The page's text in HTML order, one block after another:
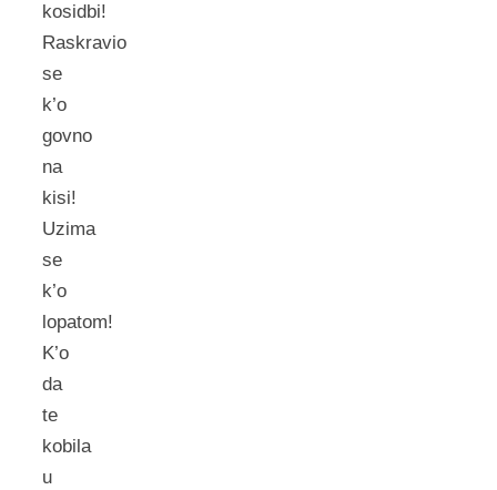
kosidbi!
Raskravio
se
k’o
govno
na
kisi!
Uzima
se
k’o
lopatom!
K’o
da
te
kobila
u